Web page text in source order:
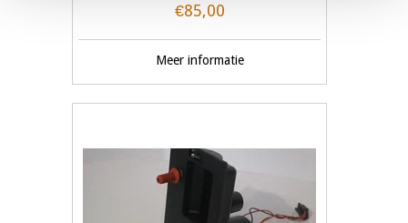
€85,00
Meer informatie